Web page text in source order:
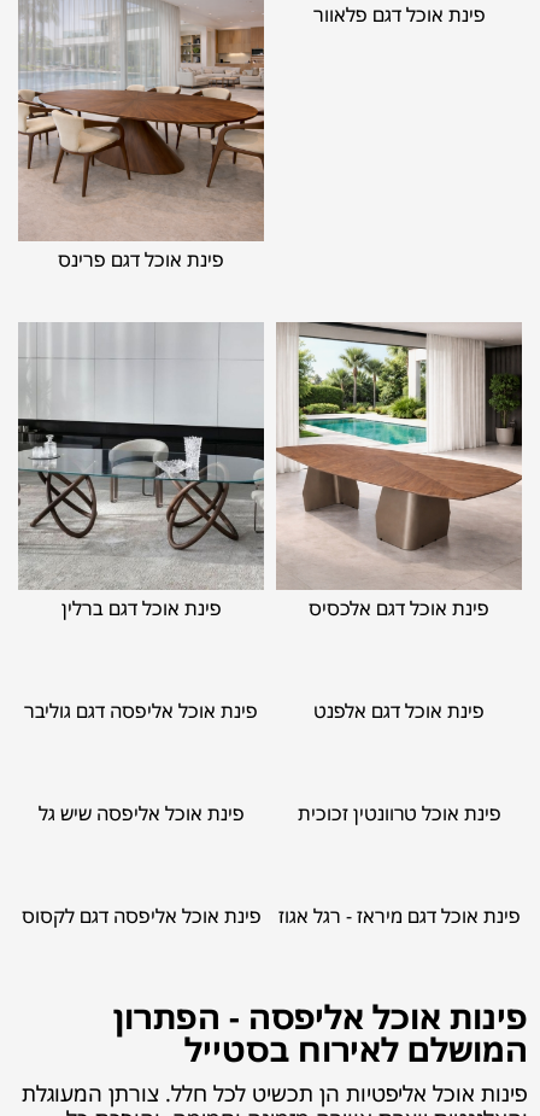
פינת אוכל דגם פלאוור
פינת אוכל דגם פרינס
פינת אוכל דגם אלכסיס פינת אוכל דגם ברלין
פינת אוכל דגם אלפנט פינת אוכל אליפסה דגם גוליבר
פינת אוכל טרוונטין זכוכית פינת אוכל אליפסה שיש גל
פינת אוכל דגם מיראז - רגל אגוז פינת אוכל אליפסה דגם לקסוס
פינות אוכל אליפסה - הפתרון
המושלם לאירוח בסטייל
פינות אוכל אליפטיות הן תכשיט לכל חלל. צורתן המעוגלת